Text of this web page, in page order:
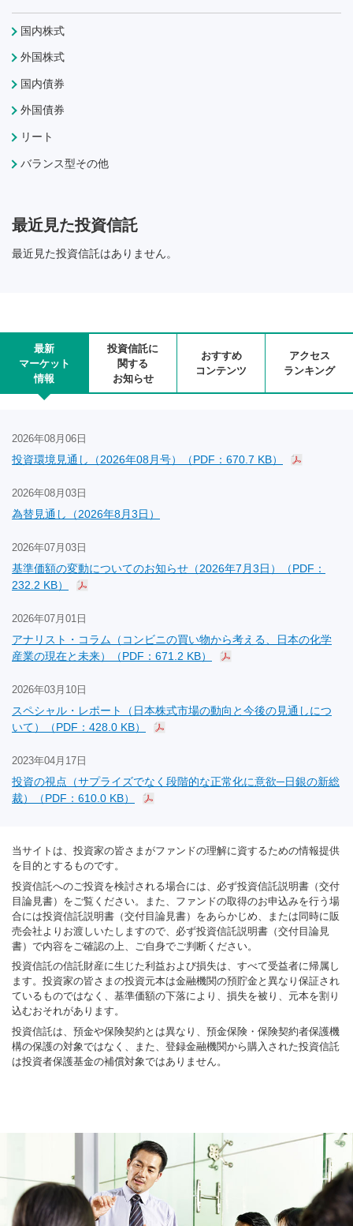
国内株式
外国株式
国内債券
外国債券
リート
バランス型その他
最近見た投資信託
最近見た投資信託はありません。
最新
マーケット
情報
投資信託に
関する
お知らせ
おすすめ
コンテンツ
アクセス
ランキング
2026年08月06日
投資環境見通し（2026年08月号）（PDF：670.7 KB）
2026年08月03日
為替見通し（2026年8月3日）
2026年07月03日
基準価額の変動についてのお知らせ（2026年7月3日）（PDF：
232.2 KB）
2026年07月01日
アナリスト・コラム（コンビニの買い物から考える、日本の化学
産業の現在と未来）（PDF：671.2 KB）
2026年03月10日
スペシャル・レポート（日本株式市場の動向と今後の見通しにつ
いて）（PDF：428.0 KB）
2023年04月17日
投資の視点（サプライズでなく段階的な正常化に意欲─日銀の新総
裁）（PDF：610.0 KB）
当サイトは、投資家の皆さまがファンドの理解に資するための情報提供
を目的とするものです。
投資信託へのご投資を検討される場合には、必ず投資信託説明書（交付
目論見書）をご覧ください。また、ファンドの取得のお申込みを行う場
合には投資信託説明書（交付目論見書）をあらかじめ、または同時に販
売会社よりお渡しいたしますので、必ず投資信託説明書（交付目論見
書）で内容をご確認の上、ご自身でご判断ください。
投資信託の信託財産に生じた利益および損失は、すべて受益者に帰属し
ます。投資家の皆さまの投資元本は金融機関の預貯金と異なり保証され
ているものではなく、基準価額の下落により、損失を被り、元本を割り
込むおそれがあります。
投資信託は、預金や保険契約とは異なり、預金保険・保険契約者保護機
構の保護の対象ではなく、また、登録金融機関から購入された投資信託
は投資者保護基金の補償対象ではありません。